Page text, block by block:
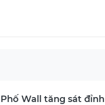
Phố Wall tăng sát